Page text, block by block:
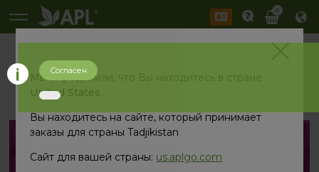
0
назад
Мы определили, что Вы находитесь в стране
United States
Вы находитесь на сайте, который принимает
заказы для страны Tadjikistan
Сайт для вашей страны: us.aplgo.com
Согласен